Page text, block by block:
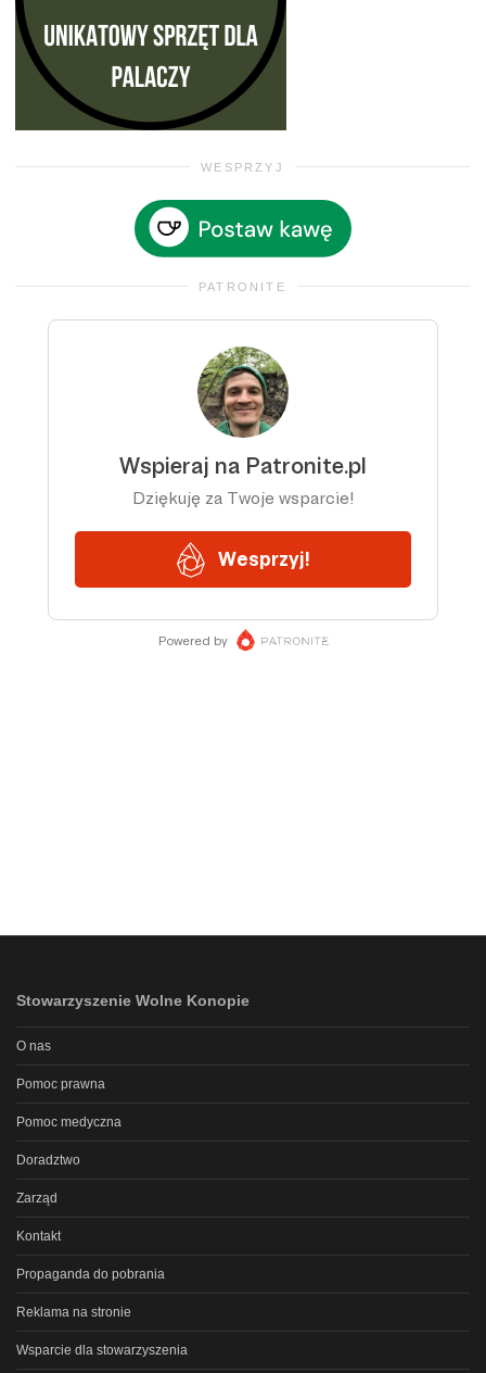
WESPRZYJ
PATRONITE
Stowarzyszenie Wolne Konopie
O nas
Pomoc prawna
Pomoc medyczna
Doradztwo
Zarząd
Kontakt
Propaganda do pobrania
Reklama na stronie
Wsparcie dla stowarzyszenia